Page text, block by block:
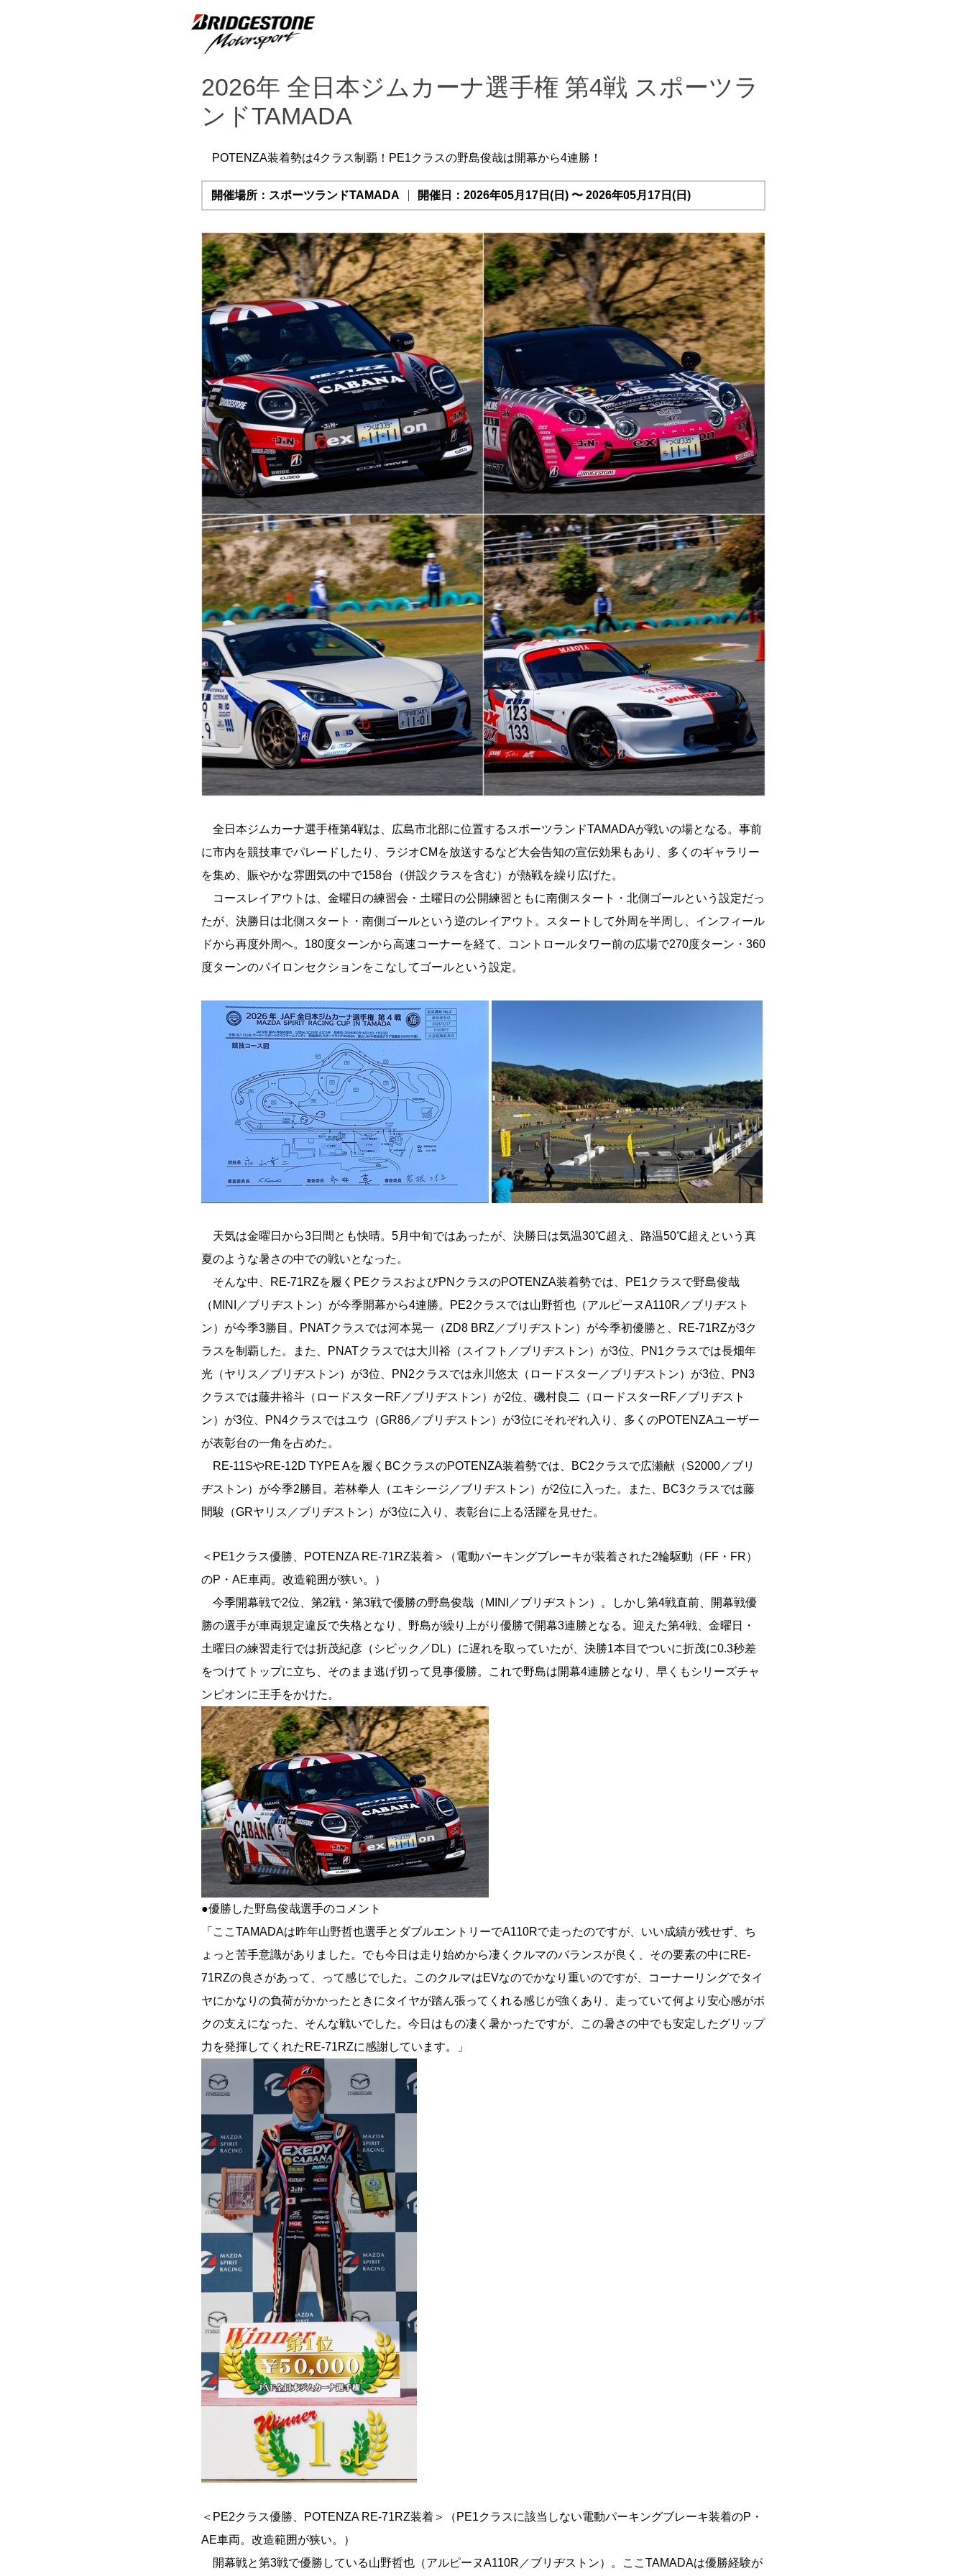
2026年 全日本ジムカーナ選手権 第4戦 スポーツラ
ンドTAMADA
POTENZA装着勢は4クラス制覇！PE1クラスの野島俊哉は開幕から4連勝！
開催場所：スポーツランドTAMADA 開催日：2026年05月17日(日) 〜 2026年05月17日(日)
全日本ジムカーナ選手権第4戦は、広島市北部に位置するスポーツランドTAMADAが戦いの場となる。事前
に市内を競技車でパレードしたり、ラジオCMを放送するなど大会告知の宣伝効果もあり、多くのギャラリー
を集め、賑やかな雰囲気の中で158台（併設クラスを含む）が熱戦を繰り広げた。
コースレイアウトは、金曜日の練習会・土曜日の公開練習ともに南側スタート・北側ゴールという設定だっ
たが、決勝日は北側スタート・南側ゴールという逆のレイアウト。スタートして外周を半周し、インフィール
ドから再度外周へ。180度ターンから高速コーナーを経て、コントロールタワー前の広場で270度ターン・360
度ターンのパイロンセクションをこなしてゴールという設定。
天気は金曜日から3日間とも快晴。5月中旬ではあったが、決勝日は気温30℃超え、路温50℃超えという真
夏のような暑さの中での戦いとなった。
そんな中、RE-71RZを履くPEクラスおよびPNクラスのPOTENZA装着勢では、PE1クラスで野島俊哉
（MINI／ブリヂストン）が今季開幕から4連勝。PE2クラスでは山野哲也（アルピーヌA110R／ブリヂスト
ン）が今季3勝目。PNATクラスでは河本晃一（ZD8 BRZ／ブリヂストン）が今季初優勝と、RE-71RZが3ク
ラスを制覇した。また、PNATクラスでは大川裕（スイフト／ブリヂストン）が3位、PN1クラスでは長畑年
光（ヤリス／ブリヂストン）が3位、PN2クラスでは永川悠太（ロードスター／ブリヂストン）が3位、PN3
クラスでは藤井裕斗（ロードスターRF／ブリヂストン）が2位、磯村良二（ロードスターRF／ブリヂスト
ン）が3位、PN4クラスではユウ（GR86／ブリヂストン）が3位にそれぞれ入り、多くのPOTENZAユーザー
が表彰台の一角を占めた。
RE-11SやRE-12D TYPE Aを履くBCクラスのPOTENZA装着勢では、BC2クラスで広瀬献（S2000／ブリ
ヂストン）が今季2勝目。若林拳人（エキシージ／ブリヂストン）が2位に入った。また、BC3クラスでは藤
間駿（GRヤリス／ブリヂストン）が3位に入り、表彰台に上る活躍を見せた。
＜PE1クラス優勝、POTENZA RE-71RZ装着＞（電動パーキングブレーキが装着された2輪駆動（FF・FR）
のP・AE車両。改造範囲が狭い。）
今季開幕戦で2位、第2戦・第3戦で優勝の野島俊哉（MINI／ブリヂストン）。しかし第4戦直前、開幕戦優
勝の選手が車両規定違反で失格となり、野島が繰り上がり優勝で開幕3連勝となる。迎えた第4戦、金曜日・
土曜日の練習走行では折茂紀彦（シビック／DL）に遅れを取っていたが、決勝1本目でついに折茂に0.3秒差
をつけてトップに立ち、そのまま逃げ切って見事優勝。これで野島は開幕4連勝となり、早くもシリーズチャ
ンピオンに王手をかけた。
●優勝した野島俊哉選手のコメント
「ここTAMADAは昨年山野哲也選手とダブルエントリーでA110Rで走ったのですが、いい成績が残せず、ち
ょっと苦手意識がありました。でも今日は走り始めから凄くクルマのバランスが良く、その要素の中にRE-
71RZの良さがあって、って感じでした。このクルマはEVなのでかなり重いのですが、コーナーリングでタイ
ヤにかなりの負荷がかかったときにタイヤが踏ん張ってくれる感じが強くあり、走っていて何より安心感がボ
クの支えになった、そんな戦いでした。今日はもの凄く暑かったですが、この暑さの中でも安定したグリップ
力を発揮してくれたRE-71RZに感謝しています。」
＜PE2クラス優勝、POTENZA RE-71RZ装着＞（PE1クラスに該当しない電動パーキングブレーキ装着のP・
AE車両。改造範囲が狭い。）
開幕戦と第3戦で優勝している山野哲也（アルピーヌA110R／ブリヂストン）。ここTAMADAは優勝経験が